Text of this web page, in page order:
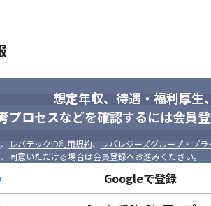
わずさまざまな案件に携わるチャンスがあり
やキャリアパスなど）する体制があるため
程度の導入研修を行い、平行して配属先を選
く、入社時の受注状況や本人のキャリアア
想定年収、待遇・福利厚生、
プロセスなどを確認するには会員
、 レバテックID利用規約、 レバレジーズグループ・プ
同意いただける場合は会員登録へお進みください。
Googleで登録